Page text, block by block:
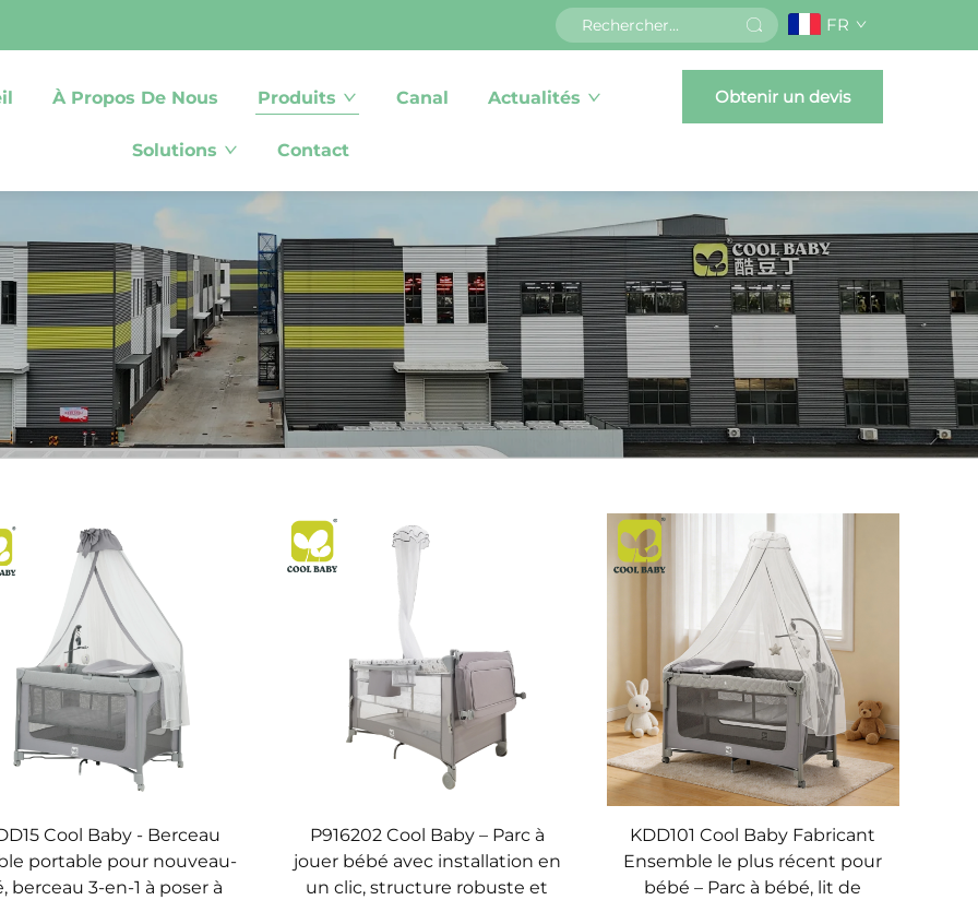
FR
À Propos De Nous Produits Canal Actualités
Solutions Contact
Obtenir un devis
Cool Baby - Berceau
portable pour nouveau-
berceau 3-en-1 à poser à
P916202 Cool Baby – Parc à
jouer bébé avec installation en
un clic, structure robuste et
KDD101 Cool Baby Fabricant
Ensemble le plus récent pour
bébé – Parc à bébé, lit de